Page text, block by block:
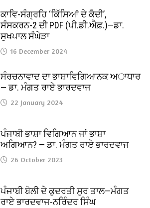
ਕਾਵਿ-ਸੰਗ੍ਰਹਿ ‘ਕਿੱਸਿਆਂ ਦੇ ਕੈਦੀ’,
ਸੰਸਕਰਨ-2 ਦੀ PDF (ਪੀ.ਡੀ.ਐਫ਼.)—ਡਾ.
ਸੁਖਪਾਲ ਸੰਘੇੜਾ
16 December 2024
ਸੰਰਚਨਾਵਾਦ ਦਾ ਭਾਸ਼ਾਵਿਗਿਆਨਕ ਅਾਧਾਰ
— ਡਾ. ਮੰਗਤ ਰਾਏ ਭਾਰਦਵਾਜ
22 January 2024
ਪੰਜਾਬੀ ਭਾਸ਼ਾ ਵਿਗਿਆਨ ਜਾਂ ਭਾਸ਼ਾ
ਅਗਿਆਨ? — ਡਾ. ਮੰਗਤ ਰਾਏ ਭਾਰਦਵਾਜ
26 October 2023
ਪੰਜਾਬੀ ਬੋਲੀ ਦੇ ਕੁਦਰਤੀ ਸੁਰ ਤਾਲ—ਮੰਗਤ
ਰਾਏ ਭਾਰਦਵਾਜ-ਨਰਿੰਦਰ ਸਿੰਘ